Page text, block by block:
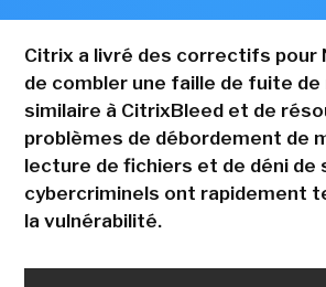
Citrix a livré des correctifs pour
de combler une faille de fuite
similaire à CitrixBleed et de
problèmes de débordement de
lecture de fichiers et de déni de
cybercriminels ont rapidement
la vulnérabilité.